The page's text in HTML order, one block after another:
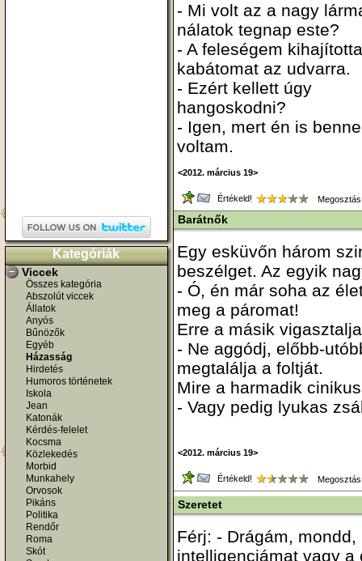
Kategóriák
Viccek
Összes kategória
Abszolút viccek
Állatok
Anyós
Bűnözők
Egyéb
Házasság
Hirdetés
Humoros történetek
Iskola
Jean
Katonák
Kérdés-felelet
Kocsma
Közlekedés
Morbid
Munkahely
Orvosok
Pikáns
Politika
Rendőr
Roma
Skót
- Mi volt az a nagy
nálatok tegnap este?
- A feleségem
kabátomat az udvarra.
- Ezért kellett úgy
hangoskodni?
- Igen, mert én is benne
voltam.
<2012. március 19>
Értékeld!
Barátnők
Egy esküvőn három
beszélget. Az egyik
- Ó, én már soha az
meg a páromat!
Erre a másik
- Ne aggódj, előbb-
megtalálja a foltját.
Mire a harmadik
- Vagy pedig lyukas
<2012. március 19>
Értékeld!
Szeretet
Férj: - Drágám,
intelligenciámat vagy a